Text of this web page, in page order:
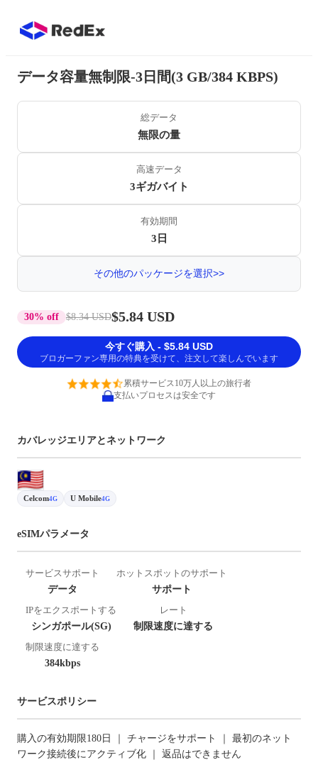
データ容量無制限-3日間(3 GB/384 KBPS)
総データ
無限の量
高速データ
3ギガバイト
有効期間
3日
その他のパッケージを選択>>
30% off $8.34 USD$5.84 USD
今すぐ購入 - $5.84 USD
ブロガーファン専用の特典を受けて、注文して楽しんでいます
累積サービス10万人以上の旅行者
支払いプロセスは安全です
カバレッジエリアとネットワーク
Celcom4G U Mobile4G
eSIMパラメータ
サービスサポート
データ
ホットスポットのサポート
サポート
IPをエクスポートする
シンガポール(SG)
レート
制限速度に達する
制限速度に達する
384kbps
サービスポリシー
購入の有効期限180日 ｜ チャージをサポート ｜ 最初のネット
ワーク接続後にアクティブ化 ｜ 返品はできません